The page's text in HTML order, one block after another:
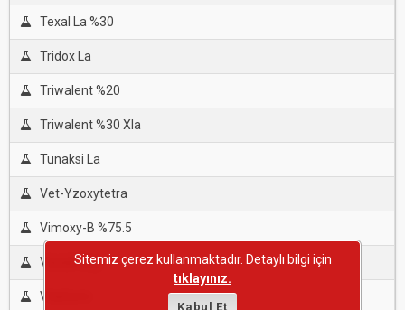
Texal La %30
Tridox La
Triwalent %20
Triwalent %30 Xla
Tunaksi La
Vet-Yzoxytetra
Vimoxy-B %75.5
Viocid-Oxy
Vitaform
Sitemiz çerez kullanmaktadır. Detaylı bilgi için
tıklayınız.
Kabul Et